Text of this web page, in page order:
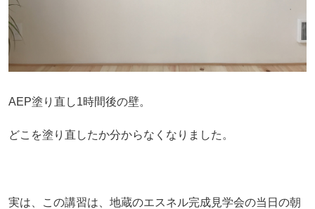
AEP塗り直し1時間後の壁。
どこを塗り直したか分からなくなりました。
実は、この講習は、地蔵のエスネル完成見学会の当日の朝